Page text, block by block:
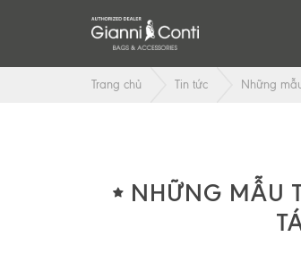
Trang chủ Tin tức Những
NHỮNG MẪU